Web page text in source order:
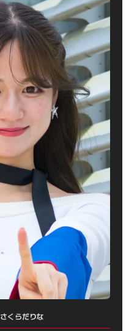
さくらだりな